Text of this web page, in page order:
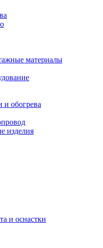
материалы
обогрева
изделия
и оснастки